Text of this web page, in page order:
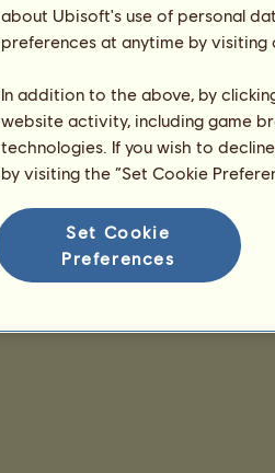
about Ubisoft's use of personal
preferences at anytime by
In addition to the above, by
website activity, including game
technologies. If you wish to
by visiting the “Set Cookie
Set Cookie
Preferences